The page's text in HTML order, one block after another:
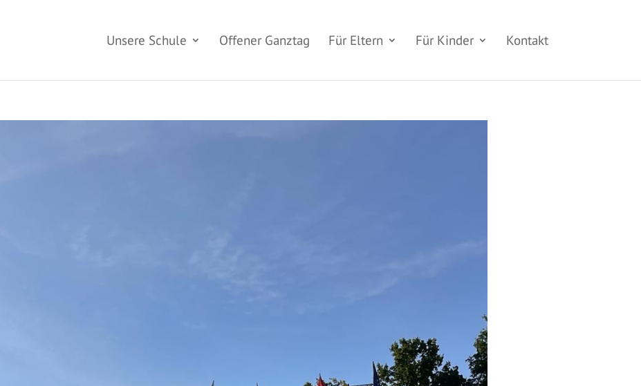
Unsere Schule Offener Ganztag Für Eltern Für Kinder Kontakt